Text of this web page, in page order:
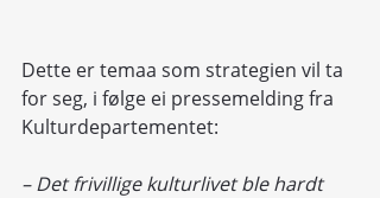
Dette er temaa som strategien vil ta
for seg, i følge ei pressemelding fra
Kulturdepartementet:
– Det frivillige kulturlivet ble hardt